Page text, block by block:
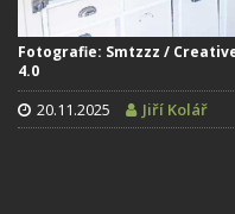
Fotografie: Smtzzz /
4.0
20.11.2025 Jiří Kolář